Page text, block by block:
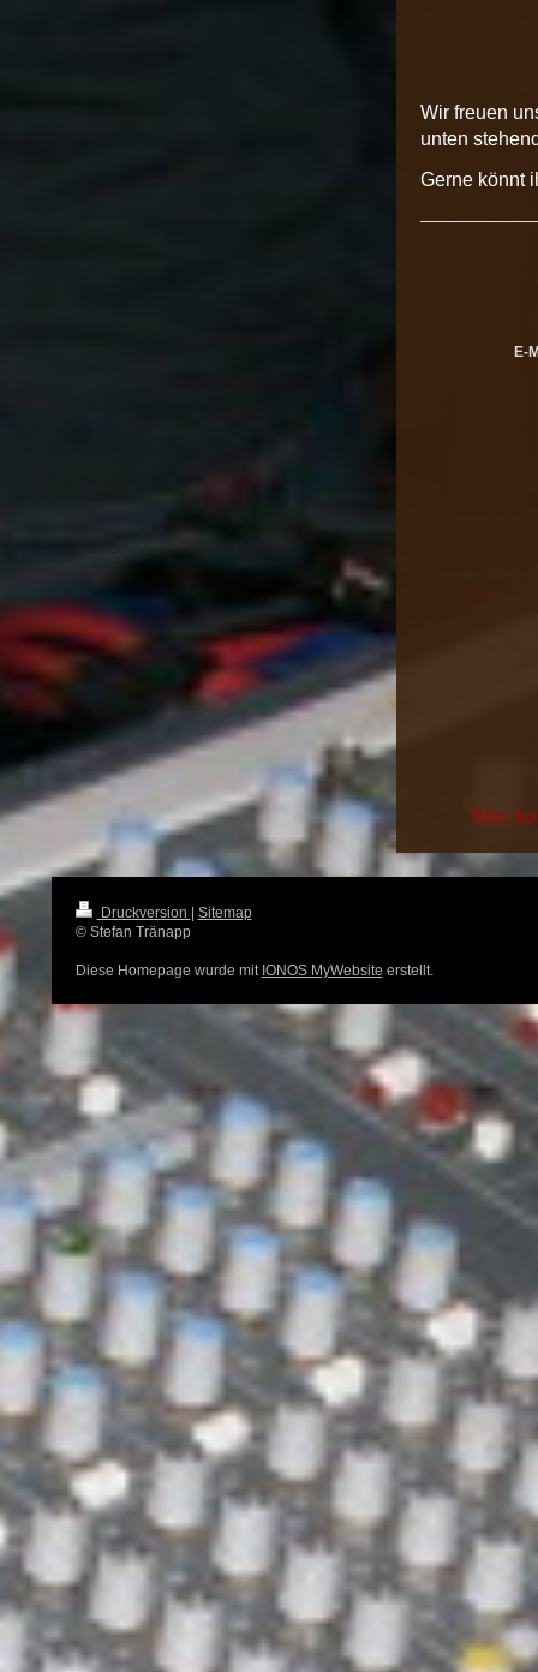
Wir freuen
unten
Gerne könnt
E-
Bitte
Druckversion | Sitemap
© Stefan Tränapp
Diese Homepage wurde mit IONOS MyWebsite erstellt.